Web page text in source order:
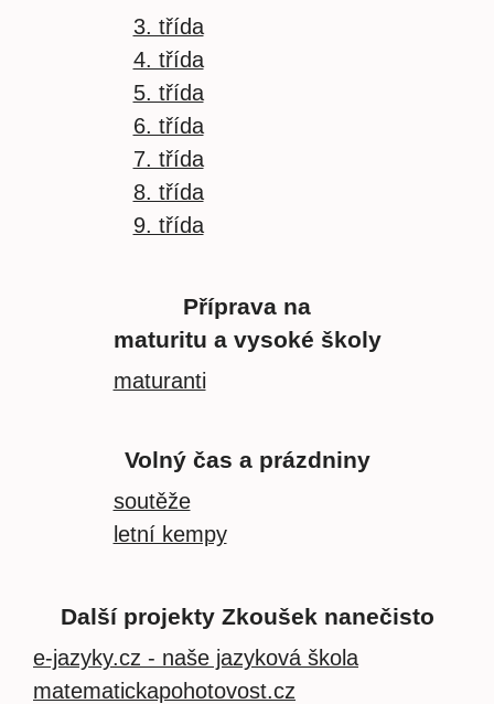
3. třída
4. třída
5. třída
6. třída
7. třída
8. třída
9. třída
Příprava na
maturitu a vysoké školy
maturanti
Volný čas a prázdniny
soutěže
letní kempy
Další projekty Zkoušek nanečisto
e-jazyky.cz - naše jazyková škola
matematickapohotovost.cz